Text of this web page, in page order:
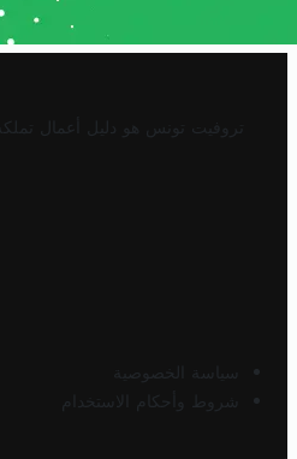
تروفيت تونس هو دليل أعمال
سياسة الخصوصية
شروط وأحكام الاستخدام